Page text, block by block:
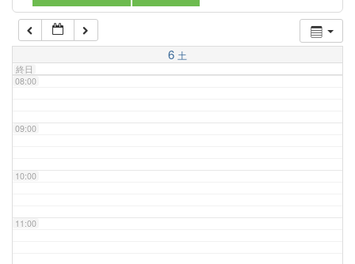
6 土
終日
07:00
08:00
09:00
10:00
11:00